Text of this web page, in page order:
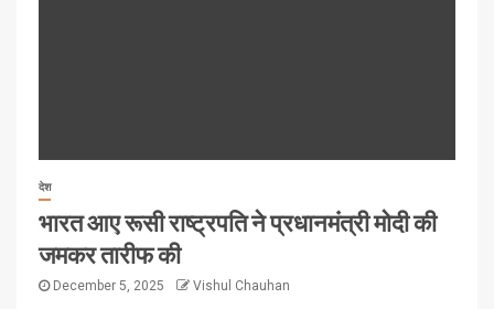
देश
भारत आए रूसी राष्ट्रपति ने प्रधानमंत्री मोदी की
जमकर तारीफ की
December 5, 2025 Vishul Chauhan